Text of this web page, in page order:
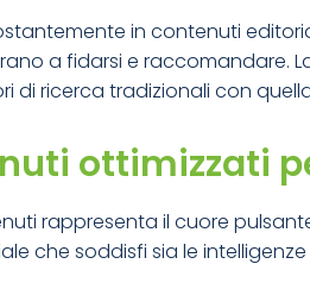
in contenuti
a fidarsi e
di ricerca tradizionali con
ottimizzati
rappresenta il cuore
che soddisfi sia le